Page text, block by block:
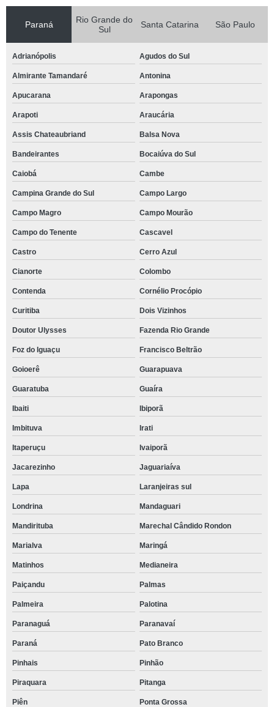
Paraná
Rio Grande do
Sul
Santa Catarina São Paulo
Adrianópolis Agudos do Sul
Almirante Tamandaré Antonina
Apucarana Arapongas
Arapoti Araucária
Assis Chateaubriand Balsa Nova
Bandeirantes Bocaiúva do Sul
Caiobá Cambe
Campina Grande do Sul Campo Largo
Campo Magro Campo Mourão
Campo do Tenente Cascavel
Castro Cerro Azul
Cianorte Colombo
Contenda Cornélio Procópio
Curitiba Dois Vizinhos
Doutor Ulysses Fazenda Rio Grande
Foz do Iguaçu Francisco Beltrão
Goioerê Guarapuava
Guaratuba Guaíra
Ibaiti Ibiporã
Imbituva Irati
Itaperuçu Ivaiporã
Jacarezinho Jaguariaíva
Lapa Laranjeiras sul
Londrina Mandaguari
Mandirituba Marechal Cândido Rondon
Marialva Maringá
Matinhos Medianeira
Paiçandu Palmas
Palmeira Palotina
Paranaguá Paranavaí
Paraná Pato Branco
Pinhais Pinhão
Piraquara Pitanga
Piên Ponta Grossa